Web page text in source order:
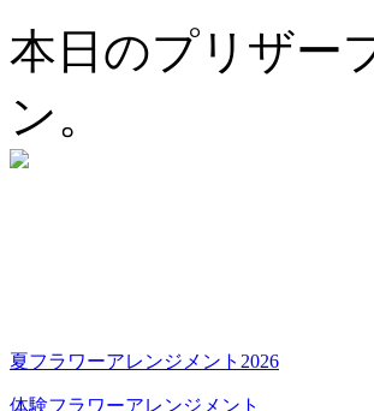
本日のプリザー
ン。
夏フラワーアレンジメント2026
体験フラワーアレンジメント